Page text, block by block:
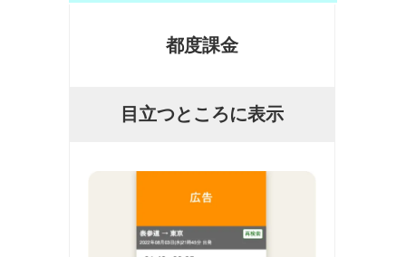
都度課金
目立つところに表示